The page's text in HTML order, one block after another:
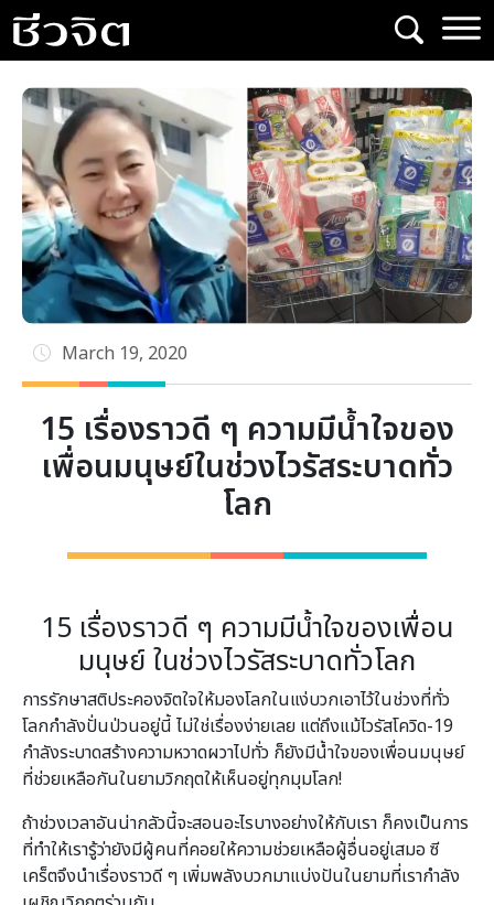
Skip
to
content
March 19, 2020
15 เรื่องราวดี ๆ ความมีน้ำใจของ
เพื่อนมนุษย์ในช่วงไวรัสระบาดทั่ว
โลก
15 เรื่องราวดี ๆ ความมีน้ำใจของเพื่อน
มนุษย์ ในช่วงไวรัสระบาดทั่วโลก
การรักษาสติประคองจิตใจให้มองโลกในแง่บวกเอาไว้ในช่วงที่ทั่ว
โลกกำลังปั่นป่วนอยู่นี้ ไม่ใช่เรื่องง่ายเลย แต่ถึงแม้ไวรัสโควิด-19
กำลังระบาดสร้างความหวาดผวาไปทั่ว ก็ยังมีน้ำใจของเพื่อนมนุษย์
ที่ช่วยเหลือกันในยามวิกฤตให้เห็นอยู่ทุกมุมโลก!
ถ้าช่วงเวลาอันน่ากลัวนี้จะสอนอะไรบางอย่างให้กับเรา ก็คงเป็นการ
ที่ทำให้เรารู้ว่ายังมีผู้คนที่คอยให้ความช่วยเหลือผู้อื่นอยู่เสมอ ซี
เคร็ตจึงนำเรื่องราวดี ๆ เพิ่มพลังบวกมาแบ่งปันในยามที่เรากำลัง